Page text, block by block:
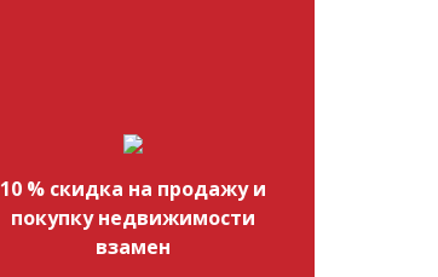
10 % скидка на продажу и
покупку недвижимости
взамен